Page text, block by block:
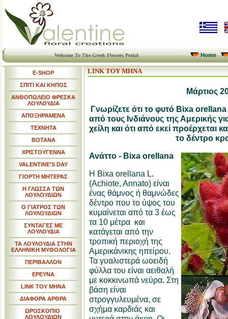
Welcome To The Greek Flowers Portal Home
E-SHOP
ΣΠΙΤΙ ΚΑΙ ΚΗΠΟΣ
ΑΝΘΟΠΩΛΕΙΟ ΦΡΕΣΚΑ
ΛΟΥΛΟΥΔΙΑ
ΑΠΟΞΗΡΑΜΕΝΑ
ΤΕΧΝΗΤΑ
ΒΟΤΑΝΑ
ΧΡΙΣΤΟΥΓΕΝΝΑ
VALENTINE'S DAY
ΓΙΟΡΤΗ ΜΗΤΕΡΑΣ
Η ΓΛΩΣΣΑ ΤΩΝ
ΛΟΥΛΟΥΔΙΩΝ
Ο ΓΙΑΤΡΟΣ ΤΩΝ
ΛΟΥΛΟΥΔΙΩΝ
ΣΥΝΤΑΓΕΣ ΜΕ
ΛΟΥΛΟΥΔΙΑ
ΤΑ ΛΟΥΛΟΥΔΙΑ ΣΤΗΝ
ΕΛΛΗΝΙΚΗ ΜΥΘΟΛΟΓΙΑ
ΠΕΡΙΒΑΛΛΟΝ
ΕΡΕΥΝΑ
LINK TOY MHNA
ΔΙΑΦΟΡΑ ΑΡΘΡΑ
ΩΡΟΣΚΟΠΙΟ
ΛΟΥΛΟΥΔΙΩΝ
LINK ΤΟΥ ΜΗΝΑ
Μάρτιος
Γνωρίζετε ότι το φυτό Bixa
από τους Ινδιάνους της Αμερικής
χείλη και ότι από εκεί προέρχεται
το δέντρο
Ανάττο - Bixa orellana
Η Bixa orellana L.
(Achiote, Annato) είναι
ένας θάμνος ή θαμνώδες
δέντρο που το ύψος του
κυμαίνεται από τα 3 έως
τα 10 μέτρα και
κατάγεται από την
τροπική περιοχή της
Αμερικάνικης ηπείρου.
Τα γυαλιστερά ωοειδή
φύλλα του είναι αειθαλή
με κοκκινωπά νεύρα. Στη
βάση είναι
στρογγυλευμένα, σε
σχήμα καρδιάς και